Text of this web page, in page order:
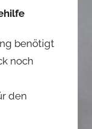
benötigt
noch
den